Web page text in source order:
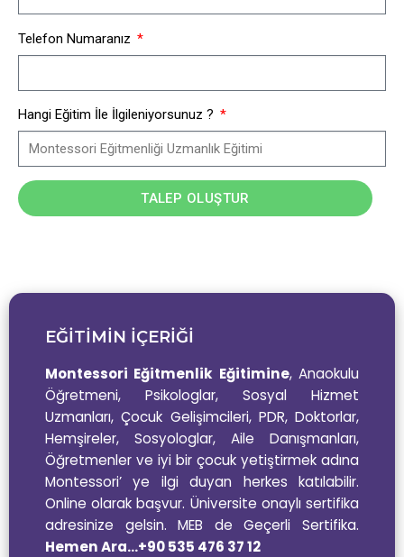
EĞİTİMİN İÇERİĞİ
Montessori Eğitmenlik Eğitimine, Anaokulu
Öğretmeni, Psikologlar, Sosyal Hizmet
Uzmanları, Çocuk Gelişimcileri, PDR, Doktorlar,
Hemşireler, Sosyologlar, Aile Danışmanları,
Öğretmenler ve iyi bir çocuk yetiştirmek adına
Montessori’ ye ilgi duyan herkes katılabilir.
Online olarak başvur. Üniversite onaylı sertifika
adresinize gelsin. MEB de Geçerli Sertifika.
Hemen Ara…+90 535 476 37 12
Telefon Numaranız
Hangi Eğitim İle İlgileniyorsunuz ?
TALEP OLUŞTUR